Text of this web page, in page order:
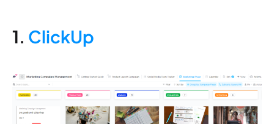
1. ClickUp